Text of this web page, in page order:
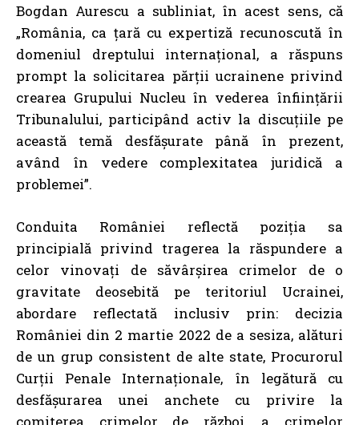
Bogdan Aurescu a subliniat, în acest sens, că
„România, ca țară cu expertiză recunoscută în
domeniul dreptului internațional, a răspuns
prompt la solicitarea părții ucrainene privind
crearea Grupului Nucleu în vederea înființării
Tribunalului, participând activ la discuțiile pe
această temă desfășurate până în prezent,
având în vedere complexitatea juridică a
problemei”.
Conduita României reflectă poziția sa
principială privind tragerea la răspundere a
celor vinovați de săvârșirea crimelor de o
gravitate deosebită pe teritoriul Ucrainei,
abordare reflectată inclusiv prin: decizia
României din 2 martie 2022 de a sesiza, alături
de un grup consistent de alte state, Procurorul
Curții Penale Internaționale, în legătură cu
desfășurarea unei anchete cu privire la